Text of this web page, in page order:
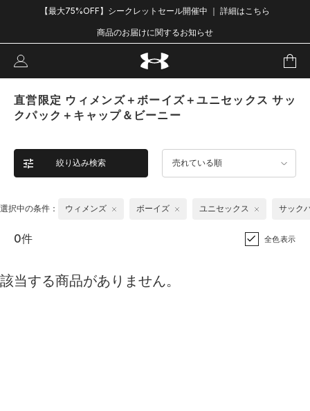
【最大75%OFF】シークレットセール開催中 ｜ 詳細はこちら
商品のお届けに関するお知らせ
直営限定 ウィメンズ＋ボーイズ＋ユニセックス サッ
クパック＋キャップ＆ビーニー
絞り込み検索 売れている順
選択中の条件： ウィメンズ ボーイズ ユニセックス サック
0件 全色表示
該当する商品がありません。